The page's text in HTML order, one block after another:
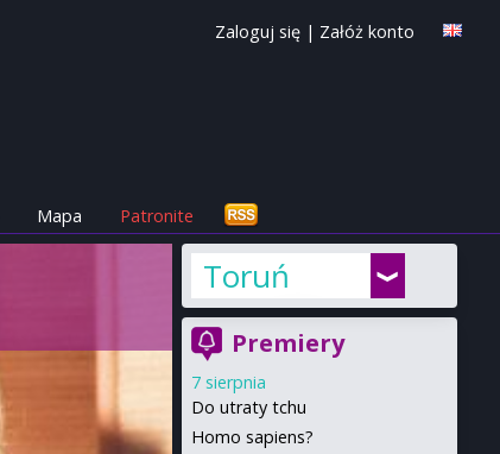
Zaloguj się | Załóż konto
Mapa Patronite
Toruń
Premiery
7 sierpnia
Do utraty tchu
Homo sapiens?